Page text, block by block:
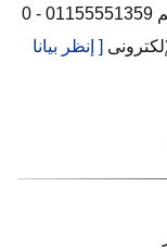
لمزيد من المعلومات برجاء الإتصال على رقم 01155551359 - 0
[ إنظر بيانا